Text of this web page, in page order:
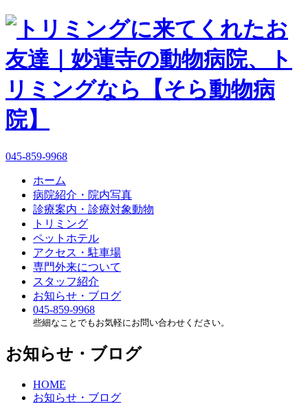
045-859-9968
ホーム
病院紹介・院内写真
診療案内・診療対象動物
トリミング
ペットホテル
アクセス・駐車場
専門外来について
スタッフ紹介
お知らせ・ブログ
045-859-9968
些細なことでもお気軽にお問い合わせください。
お知らせ・ブログ
HOME
お知らせ・ブログ